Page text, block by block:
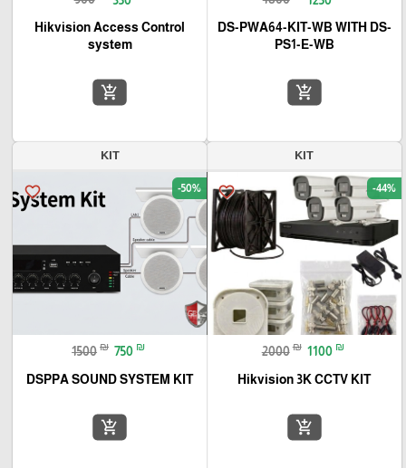
DS-PWA64-KIT-WB WITH DS-
PS1-E-WB
add_shopping_cart
Hikvision Access Control
system
add_shopping_cart
KIT
favorite_border -44%
2000 ₪ 1100 ₪
Hikvision 3K CCTV KIT
add_shopping_cart
KIT
favorite_border -50%
1500 ₪ 750 ₪
DSPPA SOUND SYSTEM KIT
add_shopping_cart